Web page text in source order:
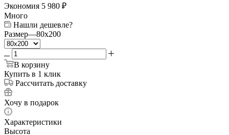
Экономия 5 980 ₽
Много
Нашли дешевле?
Размер—80x200
В корзину
Купить в 1 клик
Рассчитать доставку
Хочу в подарок
Характеристики
Высота